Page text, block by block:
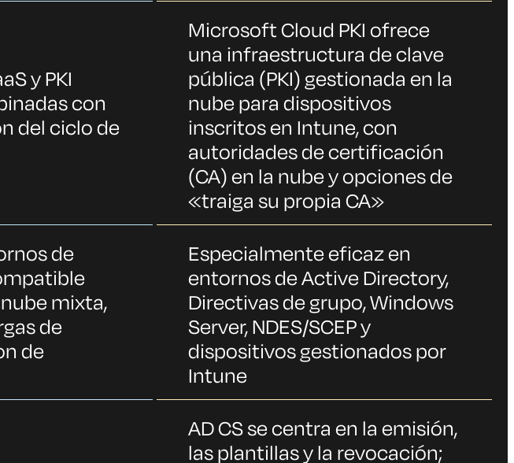
y PKI
con
del ciclo de
Microsoft Cloud PKI ofrece
una infraestructura de clave
pública (PKI) gestionada en la
nube para dispositivos
inscritos en Intune, con
autoridades de certificación
(CA) en la nube y opciones de
«traiga su propia CA»
de
mixta,
de
de
Especialmente eficaz en
entornos de Active Directory,
Directivas de grupo, Windows
Server, NDES/SCEP y
dispositivos gestionados por
Intune
AD CS se centra en la emisión,
las plantillas y la revocación;